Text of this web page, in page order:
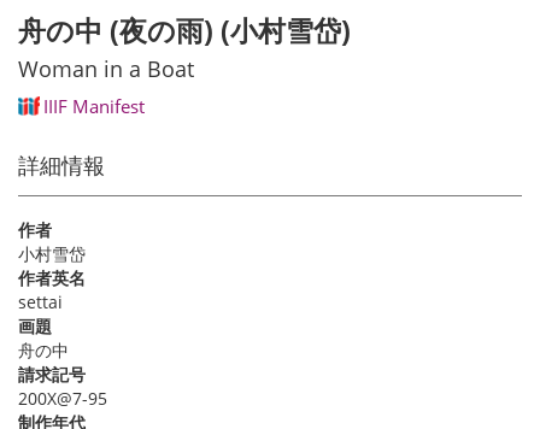
舟の中 (夜の雨) (小村雪岱)
Woman in a Boat
IIIF Manifest
詳細情報
作者
小村雪岱
作者英名
settai
画題
舟の中
請求記号
200X@7-95
制作年代